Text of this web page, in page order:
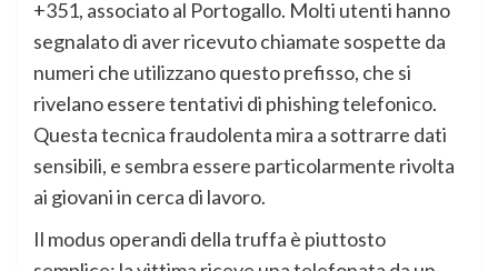
+351, associato al Portogallo. Molti utenti hanno
segnalato di aver ricevuto chiamate sospette da
numeri che utilizzano questo prefisso, che si
rivelano essere tentativi di phishing telefonico.
Questa tecnica fraudolenta mira a sottrarre dati
sensibili, e sembra essere particolarmente rivolta
ai giovani in cerca di lavoro.
Il modus operandi della truffa è piuttosto